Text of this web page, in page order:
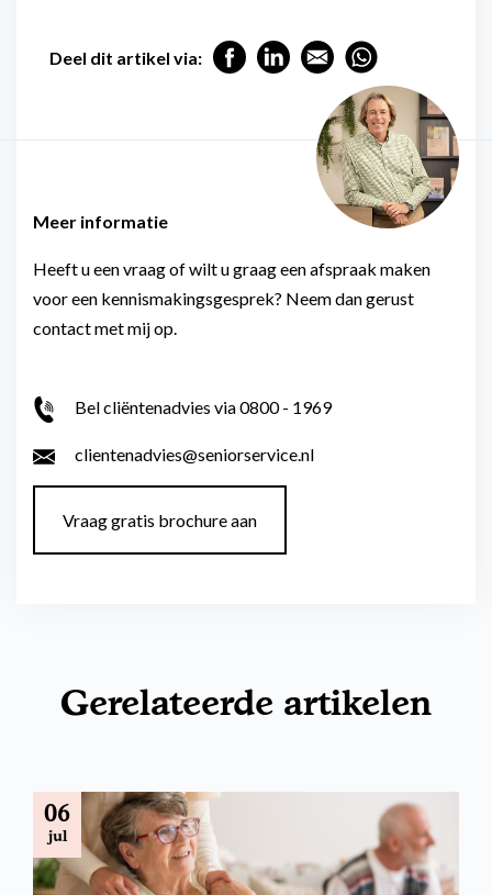
Deel dit artikel via:
Meer informatie
Heeft u een vraag of wilt u graag een afspraak maken
voor een kennismakingsgesprek? Neem dan gerust
contact met mij op.
Bel cliëntenadvies via 0800 - 1969
clientenadvies@seniorservice.nl
Vraag gratis brochure aan
Gerelateerde artikelen
06
jul